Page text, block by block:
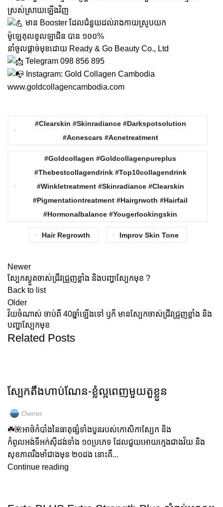
ស្រស់ស្រាយឡើងវិញ
មាន Booster ដែលជំនួយដល់រាងកាយស្រូបយក
ម៉ូឡេគុលខូលឡាជិន បាន ១០០%
នាំចូលផ្តាច់មុខដោយ Ready & Go Beauty Co., Ltd
Telegram 098 856 895
Instagram: Gold Collagen Cambodia
www.goldcollagencambodia.com
#clearskin #skinradiance #darkspotsolution
#acnescars #acnetreatment
#goldcollagen #goldcollagenpureplus
#thebestcollagendrink #top10collagendrink
#winkletreatment #skinradiance #clearskin
#pigmentationtreatment #Hairgrwoth #hairfail
#hormonalbalance #yougerlookingskin
Hair Regrowth Improv Skin Tone
Newer
ស្បែកស្ងួតចាស់ជ្រីវជ្រួញខ្លាំង និងបញ្ហាស្បែកមុខ ?
Back to list
Older
វ័យចំណាស់ ចាប់ពី 40ឆ្នាំឡើងទៅ ឫក៏ មានស្បែកចាស់ជ្រីវជ្រួញខ្លាំង និង
បញ្ហាស្បែកមុខ
Related Posts
ស្បែកតឹងហាប់ណែន-ខ្លំល្អពេញមួយតួខ្លួន
Owner
☘️🌺អាថ៌កំបាំងនៃធាតុផ្សំទាំងបួនរបស់កោសិកាស្បែក និង
កំពូលអង់ទីអក់សុីដង់ទាំង ១០ប្រភេទ ដែលជួយអោយក្មេងជាងវ័យ និង
សុខភាពរឹងមាំជាងមុន ២០ដង នោះគឺ...
Continue reading